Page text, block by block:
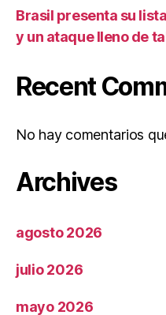
Brasil presenta su
y un ataque lleno de
Recent
No hay comentarios
Archives
agosto 2026
julio 2026
mayo 2026